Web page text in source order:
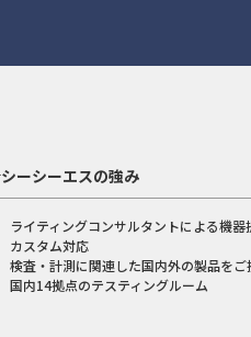
シーシーエスの強み
ライティングコンサルタントによる機器
カスタム対応
検査・計測に関連した国内外の製品をご
国内14拠点のテスティングルーム